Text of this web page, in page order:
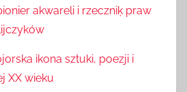
akwareli i rzeczniķ praw
ikona sztuki, poezji i
XX wieku